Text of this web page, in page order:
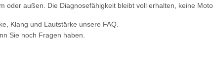
oder außen. Die Diagnosefähigkeit bleibt voll erhalten, keine
Klang und Lautstärke unsere FAQ.
Sie noch Fragen haben.